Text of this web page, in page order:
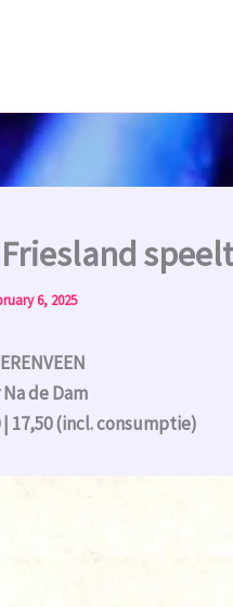
6, 2025
de Dam
| 17,50 (incl. consumptie)